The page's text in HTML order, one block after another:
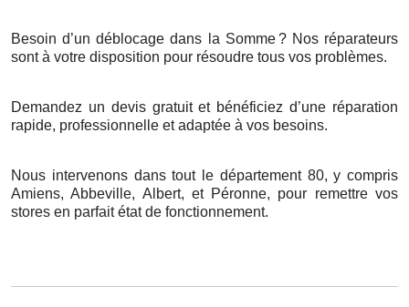
Besoin d’un déblocage dans la Somme? Nos réparateurs
sontà votre disposition pour résoudre tous vos probl èmes.
Demandez un devis gratuit et bénéficiez d’une réparation
rapide, professionnelle et adaptée à vos besoins.
Nous intervenons dans tout le département 80, y compris
Amiens, Abbeville, Albert, et Péronne, pour remettre vos
stores en parfait état de fonctionnement.